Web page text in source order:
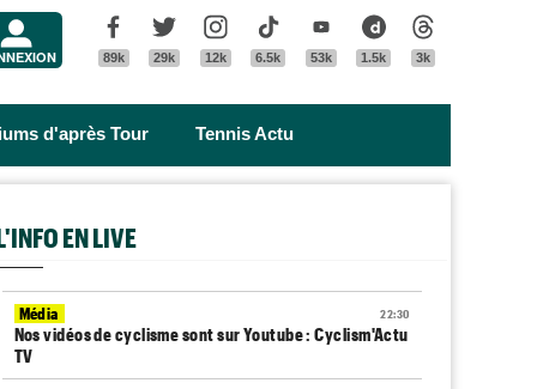
Facebook
89k
Twitter
29k
Instagram
12k
Tik Tok
6.5k
Youtube
53k
Dailymotion
1.5k 3k
d'après Tour Tennis Actu
EN LIVE
22:30
Média
Nos vidéos de cyclisme sont sur Youtube : Cyclism'Actu
TV